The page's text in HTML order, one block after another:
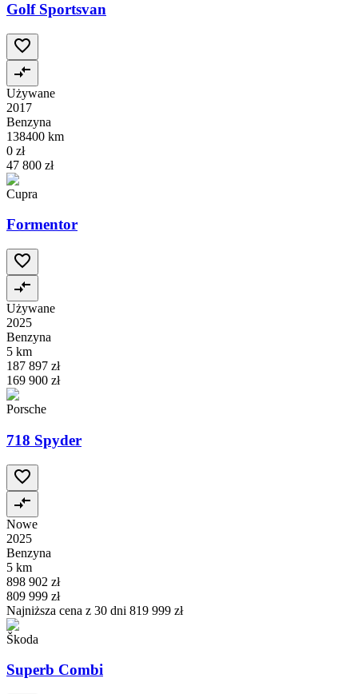
Golf Sportsvan
Używane
2017
Benzyna
138400 km
0 zł
47 800 zł
Cupra
Formentor
Używane
2025
Benzyna
5 km
187 897 zł
169 900 zł
Porsche
718 Spyder
Nowe
2025
Benzyna
5 km
898 902 zł
809 999 zł
Najniższa cena z 30 dni 819 999 zł
Škoda
Superb Combi